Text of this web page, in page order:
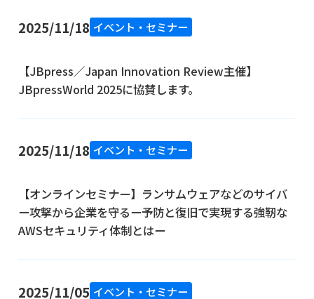
2025/11/18 イベント・セミナー
【JBpress／Japan Innovation Review主催】
JBpressWorld 2025に協賛します。
2025/11/18 イベント・セミナー
【オンラインセミナー】ランサムウェアなどのサイバ
ー攻撃から企業を守るー予防と復旧で実現する強靭な
AWSセキュリティ体制とはー
2025/11/05 イベント・セミナー